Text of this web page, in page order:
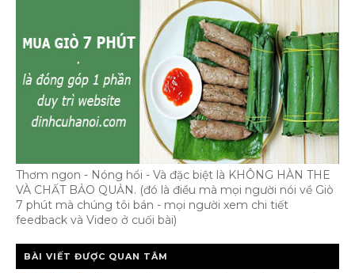
Thơm ngon - Nóng hổi - Và đặc biệt là KHÔNG HÀN THE
VÀ CHẤT BẢO QUẢN. (đó là điều mà mọi người nói về Giò
7 phút mà chúng tôi bán - mọi người xem chi tiết
feedback và Video ở cuối bài)
BÀI VIẾT ĐƯỢC QUAN TÂM